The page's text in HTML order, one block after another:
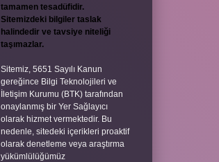
tamamen tesadüfidir.
Sitemizdeki bilgiler taslak
halindedir ve tavsiye niteliği
taşımazlar.
Sitemiz, 5651 Sayılı Kanun
gereğince Bilgi Teknolojileri ve
İletişim Kurumu (BTK) tarafından
onaylanmış bir Yer Sağlayıcı
olarak hizmet vermektedir. Bu
nedenle, sitedeki içerikleri proaktif
olarak denetleme veya araştırma
yükümlülüğümüz